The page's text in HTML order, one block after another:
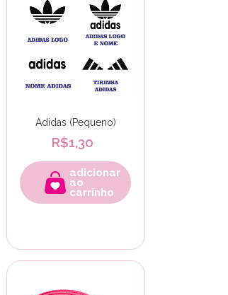
Adidas (Pequeno)
R$1,30
adicionar
ao
carrinho